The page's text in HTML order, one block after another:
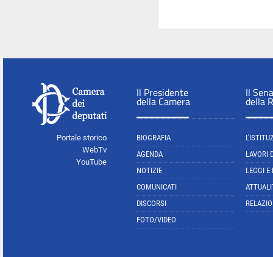
Portale storico
WebTv
YouTube
Il Presidente
della Camera
BIOGRAFIA
AGENDA
NOTIZIE
COMUNICATI
DISCORSI
FOTO/VIDEO
Il
della
LAVORI
LEGGI E